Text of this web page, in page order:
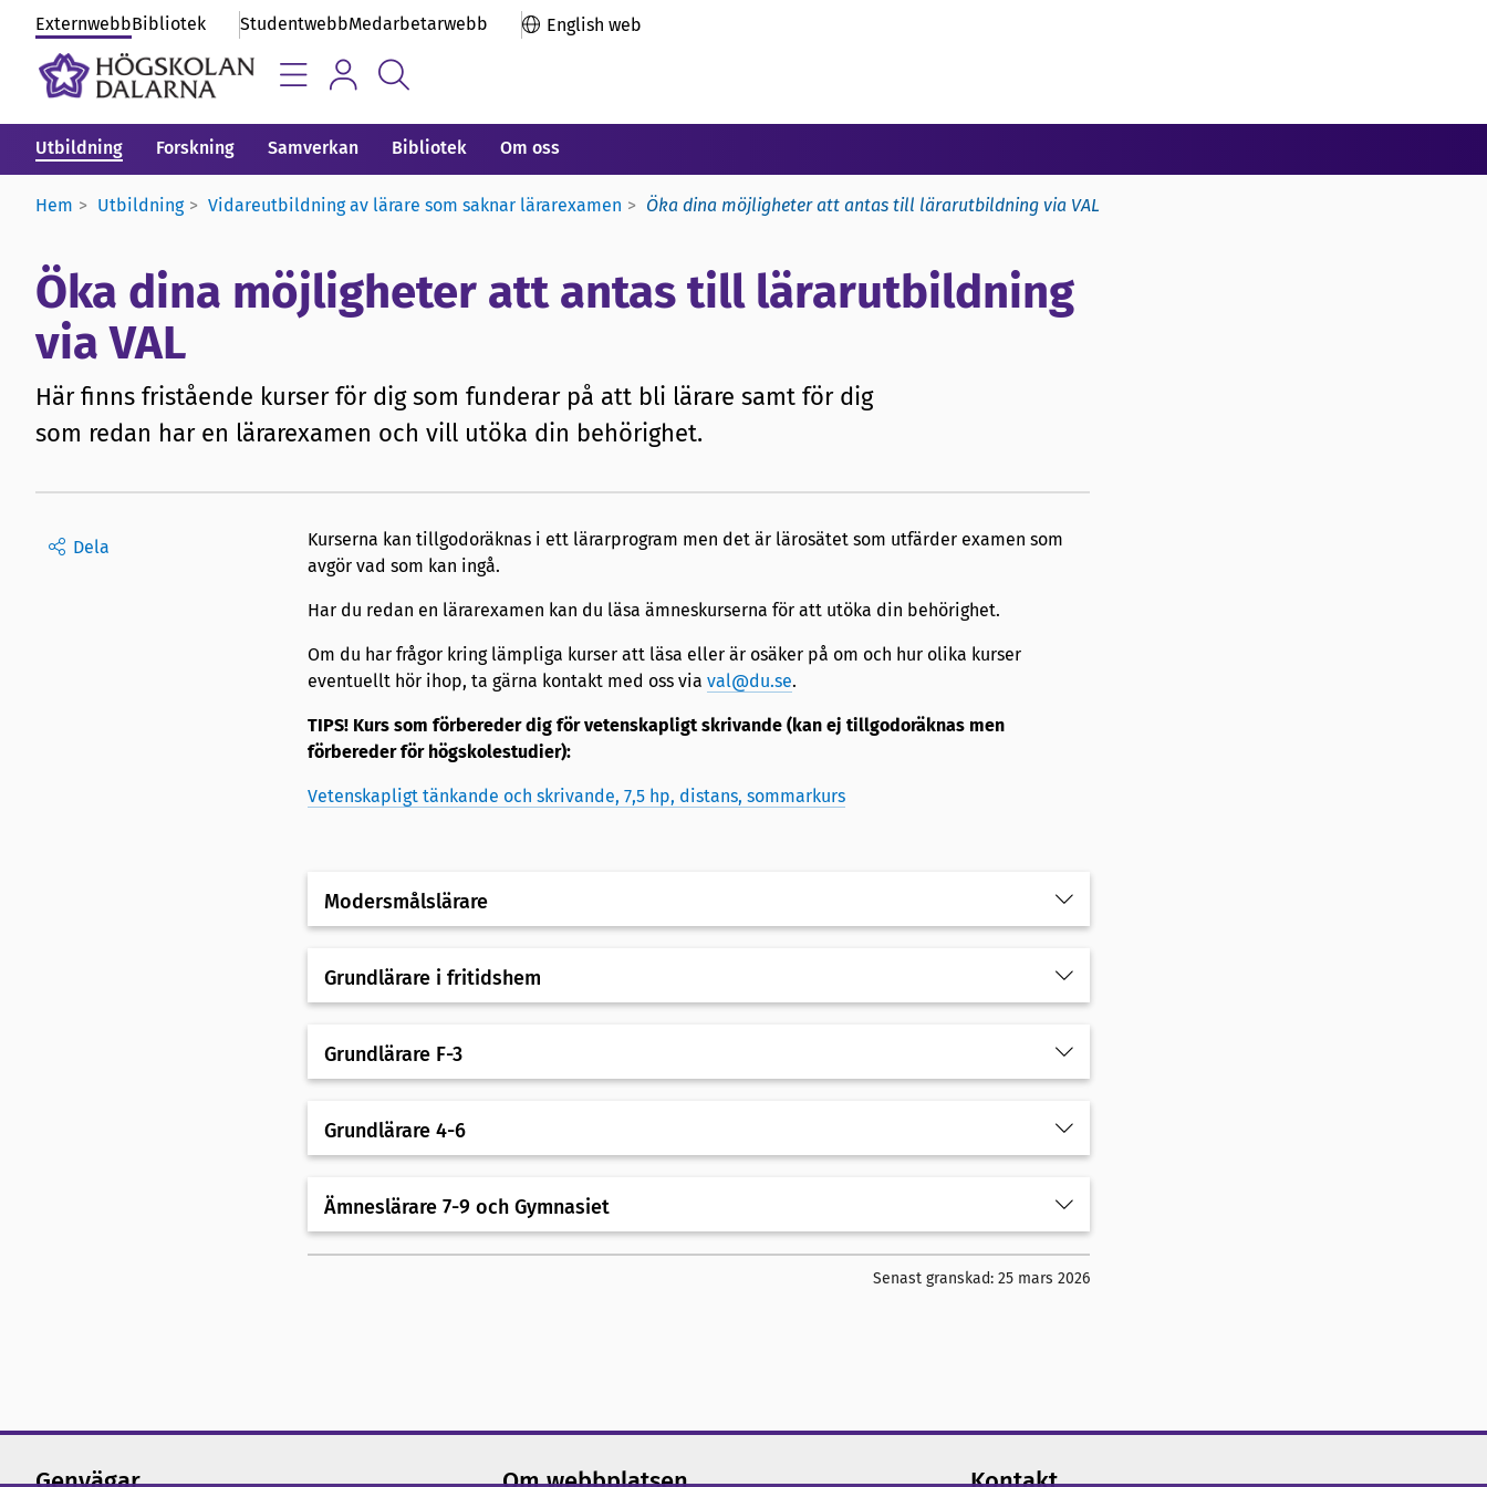
ExternwebbBibliotek StudentwebbMedarbetarwebb English web
Utbildning Forskning Samverkan Bibliotek Om oss
Hem Utbildning Vidareutbildning av lärare som saknar lärarexamen Öka dina möjligheter att antas till lärarutbildning via VAL
Öka dina möjligheter att antas till lärarutbildning
via VAL
Här finns fristående kurser för dig som funderar på att bli lärare samt för dig
som redan har en lärarexamen och vill utöka din behörighet.
Dela
Kurserna kan tillgodoräknas i ett lärarprogram men det är lärosätet som utfärder examen som
avgör vad som kan ingå.
Har du redan en lärarexamen kan du läsa ämneskurserna för att utöka din behörighet.
Om du har frågor kring lämpliga kurser att läsa eller är osäker på om och hur olika kurser
eventuellt hör ihop, ta gärna kontakt med oss via val@du.se.
TIPS! Kurs som förbereder dig för vetenskapligt skrivande (kan ej tillgodoräknas men
förbereder för högskolestudier):
Vetenskapligt tänkande och skrivande, 7,5 hp, distans, sommarkurs
Modersmålslärare
Grundlärare i fritidshem
Grundlärare F-3
Grundlärare 4-6
Ämneslärare 7-9 och Gymnasiet
Senast granskad: 25 mars 2026
Genvägar Om webbplatsen Kontakt